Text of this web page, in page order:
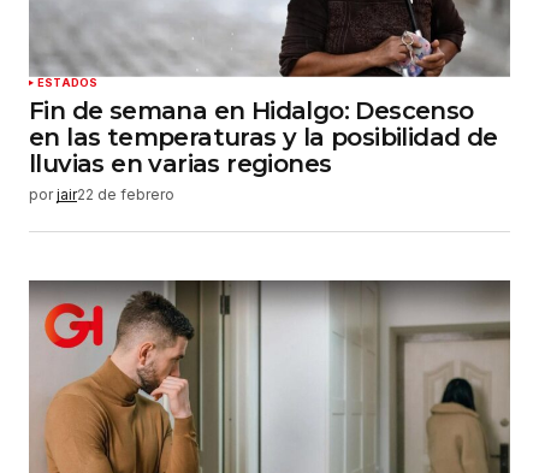
ESTADOS
Fin de semana en Hidalgo: Descenso
en las temperaturas y la posibilidad de
lluvias en varias regiones
por jair22 de febrero